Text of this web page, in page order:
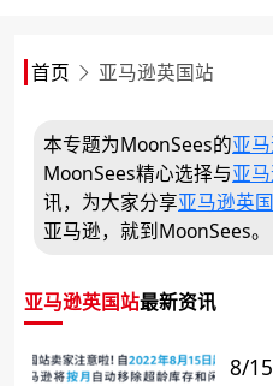
首页 亚马逊英国站
本专题为MoonSees的亚
MoonSees精心选择与亚
讯，为大家分享亚马逊英
亚马逊，就到MoonSees。
亚马逊英国站最新资讯
8/